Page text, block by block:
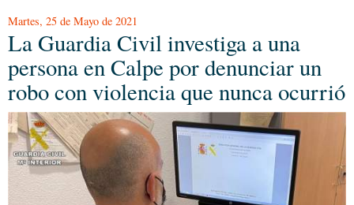
Martes, 25 de Mayo de 2021
La Guardia Civil investiga a una
persona en Calpe por denunciar un
robo con violencia que nunca ocurrió